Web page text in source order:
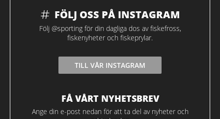
FÖLJ OSS PÅ INSTAGRAM
Följ @sporting för din dagliga dos av fiskefross,
fiskenyheter och fiskeprylar.
TILL VÅR INSTAGRAM
FÅ VÅRT NYHETSBREV
Ange din e-post nedan för att ta del av nyheter och